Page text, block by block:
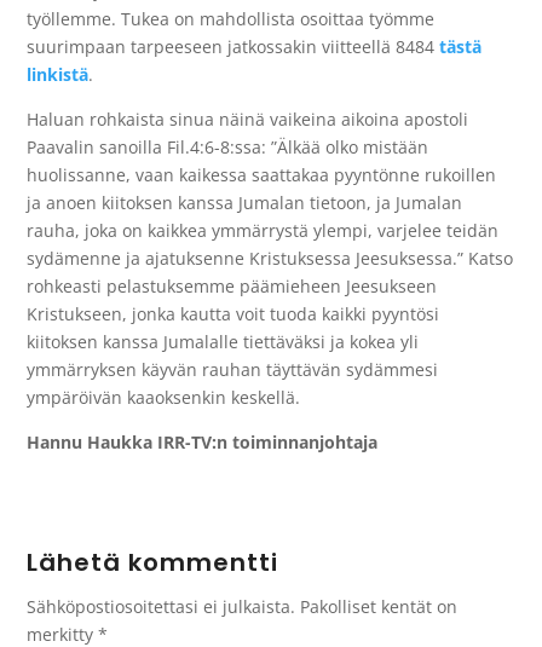
työllemme. Tukea on mahdollista osoittaa työmme
suurimpaan tarpeeseen jatkossakin viitteellä 8484tästä
linkistä.
Haluan rohkaista sinua näinä vaikeina aikoina apostoli
Paavalin sanoilla Fil.4:6-8:ssa: ”Älkää olko mistään
huolissanne, vaan kaikessa saattakaa pyyntönne rukoillen
ja anoen kiitoksen kanssa Jumalan tietoon, ja Jumalan
rauha, joka on kaikkea ymmärrystä ylempi, varjelee teidän
sydämenne ja ajatuksenne Kristuksessa Jeesuksessa.” Katso
rohkeasti pelastuksemme päämieheen Jeesukseen
Kristukseen, jonka kautta voit tuoda kaikki pyyntösi
kiitoksen kanssa Jumalalle tiettäväksi ja kokea yli
ymmärryksen käyvän rauhan täyttävän sydämmesi
ympäröivän kaaoksenkin keskellä.
Hannu Haukka IRR-TV:n toiminnanjohtaja
Lähetä kommentti
Sähköpostiosoitettasi ei julkaista. Pakolliset kentät on
merkitty*